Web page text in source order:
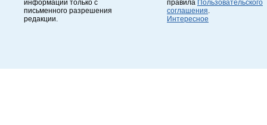
информации только с
письменного разрешения
редакции.
правила Пользовательского
соглашения
Интересное